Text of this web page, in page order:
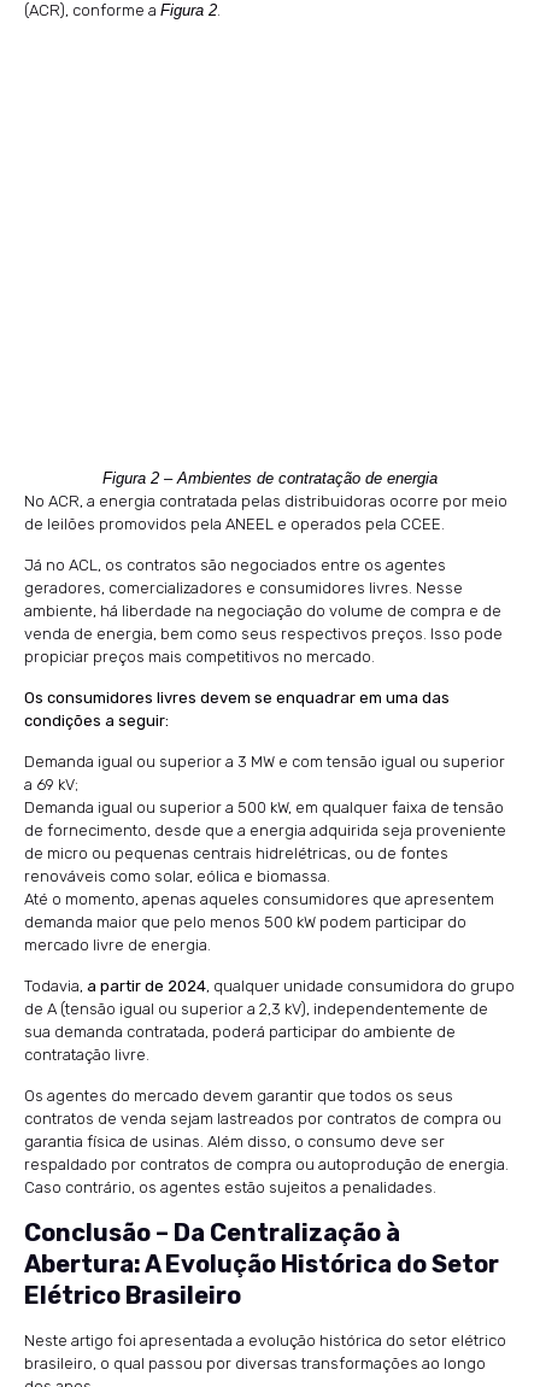
(ACR), conforme a Figura 2.
Figura 2 – Ambientes de contratação de energia
No ACR, a energia contratada pelas distribuidoras ocorre por meio
de leilões promovidos pela ANEEL e operados pela CCEE.
Já no ACL, os contratos são negociados entre os agentes
geradores, comercializadores e consumidores livres. Nesse
ambiente, há liberdade na negociação do volume de compra e de
venda de energia, bem como seus respectivos preços. Isso pode
propiciar preços mais competitivos no mercado.
Os consumidores livres devem se enquadrar em uma das
condições a seguir:
Demanda igual ou superior a 3 MW e com tensão igual ou superior
a 69 kV;
Demanda igual ou superior a 500 kW, em qualquer faixa de tensão
de fornecimento, desde que a energia adquirida seja proveniente
de micro ou pequenas centrais hidrelétricas, ou de fontes
renováveis como solar, eólica e biomassa.
Até o momento, apenas aqueles consumidores que apresentem
demanda maior que pelo menos 500 kW podem participar do
mercado livre de energia.
Todavia, a partir de 2024, qualquer unidade consumidora do grupo
de A (tensão igual ou superior a 2,3 kV), independentemente de
sua demanda contratada, poderá participar do ambiente de
contratação livre.
Os agentes do mercado devem garantir que todos os seus
contratos de venda sejam lastreados por contratos de compra ou
garantia física de usinas. Além disso, o consumo deve ser
respaldado por contratos de compra ou autoprodução de energia.
Caso contrário, os agentes estão sujeitos a penalidades.
Conclusão – Da Centralização à
Abertura: A Evolução Histórica do Setor
Elétrico Brasileiro
Neste artigo foi apresentada a evolução histórica do setor elétrico
brasileiro, o qual passou por diversas transformações ao longo